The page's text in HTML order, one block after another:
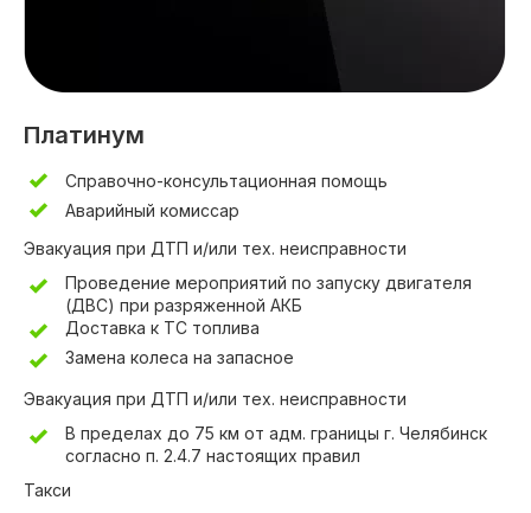
Платинум
Справочно-консультационная помощь
Аварийный комиссар
Эвакуация при ДТП и/или тех. неисправности
Проведение мероприятий по запуску двигателя
(ДВС) при разряженной АКБ
Доставка к ТС топлива
Замена колеса на запасное
Эвакуация при ДТП и/или тех. неисправности
В пределах до 75 км от адм. границы г. Челябинск
согласно п. 2.4.7 настоящих правил
Такси